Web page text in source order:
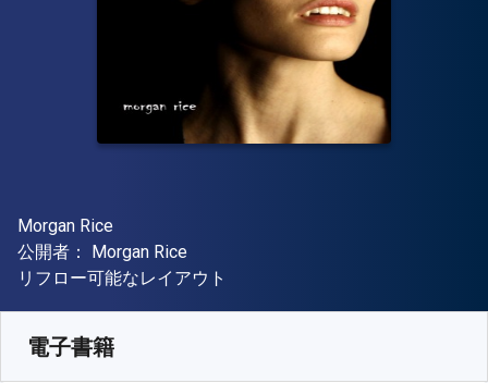
著者
Morgan Rice
出版社
公開者： Morgan Rice
形式
リフロー可能なレイアウト
電子書籍